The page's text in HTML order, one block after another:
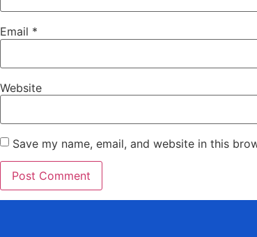
Email *
Website
Save my name, email, and website in this